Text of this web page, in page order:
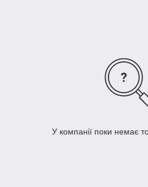
У компанії поки немає